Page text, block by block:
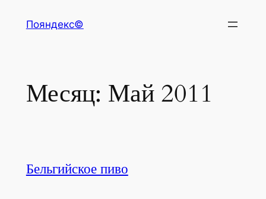
Пояндекс©
Месяц: Май 2011
Бельгийское пиво